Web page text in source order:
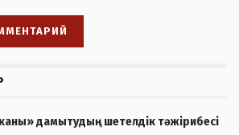
дамытудың шетелдік тәжірибесі